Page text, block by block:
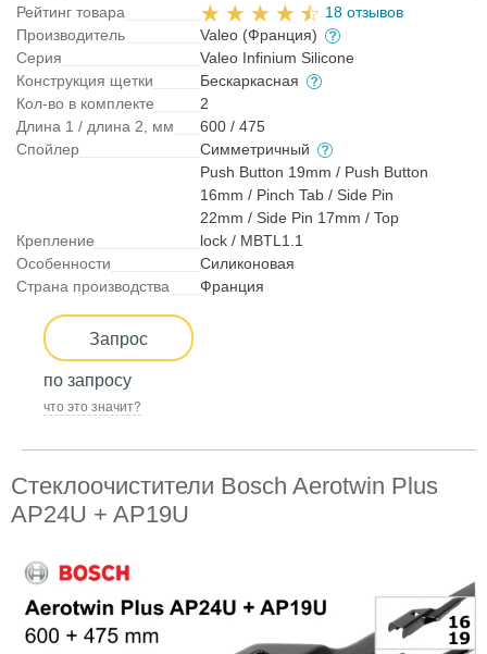
Рейтинг товара
18 отзывов
Производитель
Valeo (Франция)
Серия
Valeo Infinium Silicone
Конструкция щетки
Бескаркасная
Кол-во в комплекте
2
Длина 1 / длина 2, мм
600 / 475
Спойлер
Симметричный
Крепление
Push Button 19mm / Push Button
16mm / Pinch Tab / Side Pin
22mm / Side Pin 17mm / Top
lock / MBTL1.1
Особенности
Силиконовая
Страна производства
Франция
Запрос
по запросу
что это значит?
Стеклоочистители Bosch Aerotwin Plus
AP24U + AP19U